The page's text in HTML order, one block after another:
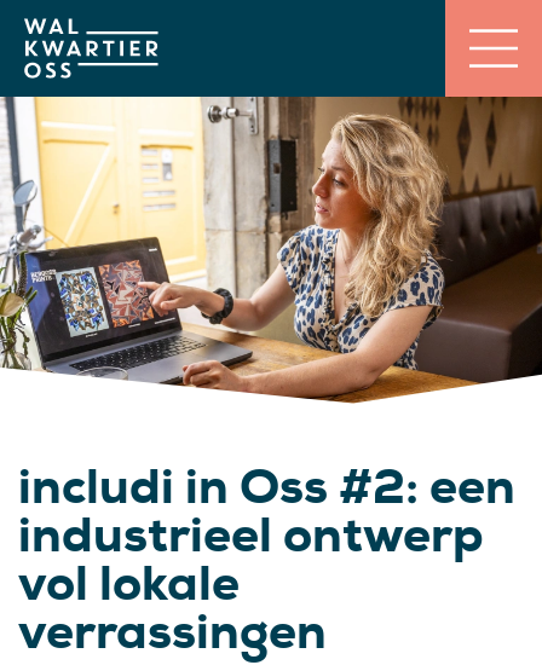
includi in Oss #2: een
industrieel ontwerp
vol lokale
verrassingen